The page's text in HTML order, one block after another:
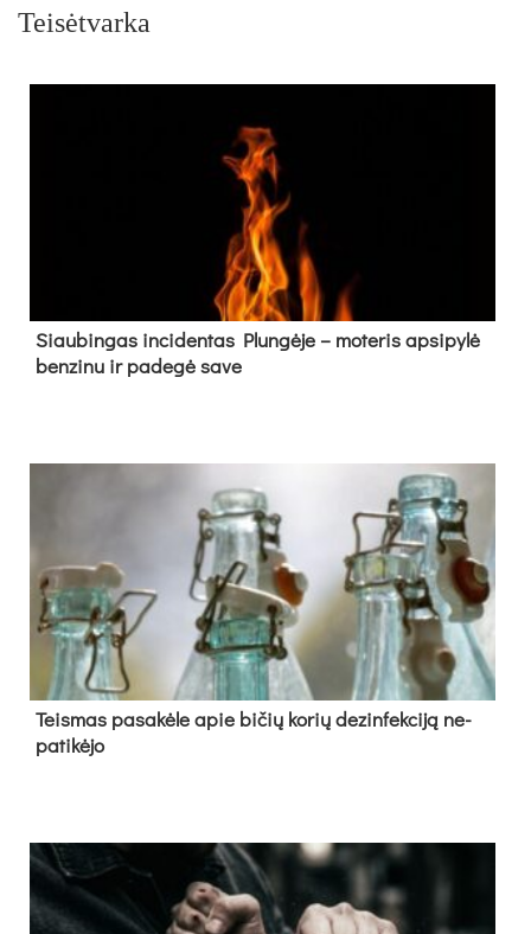
Teisėtvarka
Siau­bin­gas in­ci­den­tas Plun­gė­je – mo­te­ris ap­si­py­lė
ben­zi­nu ir pa­de­gė sa­ve
Teis­mas pa­sa­kė­le apie bi­čių ko­rių de­zin­fek­ci­ją ne­
pa­ti­kė­jo